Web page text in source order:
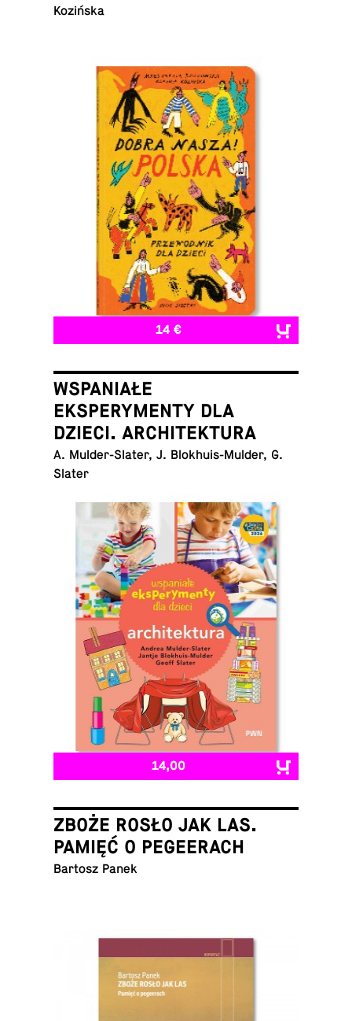
Kozińska
14 €
WSPANIAŁE
EKSPERYMENTY DLA
DZIECI. ARCHITEKTURA
A. Mul­der-Slater, J. Blokhuis-Mul­der, G.
Slater
14,00
ZBOŻE ROSŁO JAK LAS.
PAMIĘĆ O PEGEERACH
Bartosz Panek